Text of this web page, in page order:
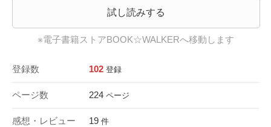
試し読みする
※電子書籍ストアBOOK☆WALKERへ移動します
登録数 102 登録
ページ数 224 ページ
感想・レビュー 19 件